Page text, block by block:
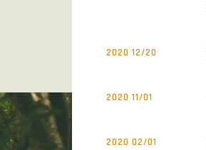
2020 12/20
2020 11/01
2020 02/01